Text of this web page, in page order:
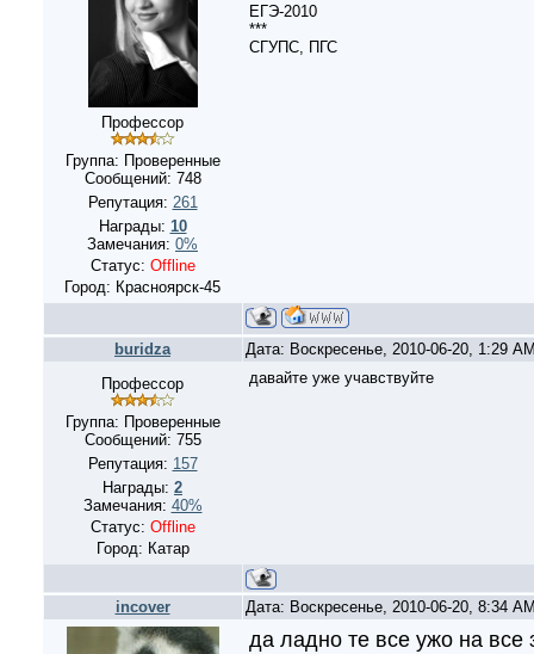
Профессор
Группа: Проверенные
Сообщений: 748
Репутация: 261
Награды: 10
Замечания: 0%
Статус: Offline
Город: Красноярск-45
ЕГЭ-2010
***
СГУПС, ПГС
buridza
Дата: Воскресенье, 2010-06-20, 1:29
Профессор
Группа: Проверенные
Сообщений: 755
Репутация: 157
Награды: 2
Замечания: 40%
Статус: Offline
Город: Катар
давайте уже учавствуйте
incover Дата: Воскресенье, 2010-06-20, 8:34
да ладно те все ужо на все